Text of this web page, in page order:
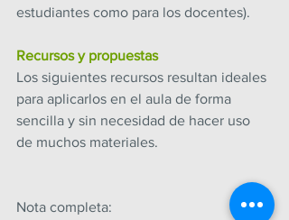
estudiantes como para los docentes).
Recursos y propuestas
Los siguientes recursos resultan ideales
para aplicarlos en el aula de forma
sencilla y sin necesidad de hacer uso
de muchos materiales.
Nota completa: